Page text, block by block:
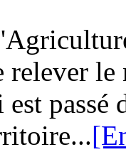
relever
passé